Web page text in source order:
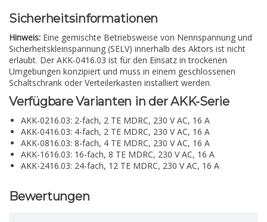
Sicherheitsinformationen
Hinweis: Eine gemischte Betriebsweise von Nennspannung und
Sicherheitskleinspannung (SELV) innerhalb des Aktors ist nicht
erlaubt. Der AKK-0416.03 ist für den Einsatz in trockenen
Umgebungen konzipiert und muss in einem geschlossenen
Schaltschrank oder Verteilerkasten installiert werden.
Verfügbare Varianten in der AKK-Serie
AKK-0216.03: 2-fach, 2 TE MDRC, 230 V AC, 16 A
AKK-0416.03: 4-fach, 2 TE MDRC, 230 V AC, 16 A
AKK-0816.03: 8-fach, 4 TE MDRC, 230 V AC, 16 A
AKK-1616.03: 16-fach, 8 TE MDRC, 230 V AC, 16 A
AKK-2416.03: 24-fach, 12 TE MDRC, 230 V AC, 16 A
Bewertungen